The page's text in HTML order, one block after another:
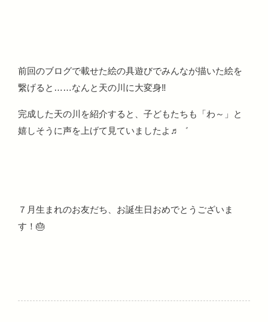
前回のブログで載せた絵の具遊びでみんなが描いた絵を
繋げると……なんと天の川に大変身‼
完成した天の川を紹介すると、子どもたちも「わ～」と
嬉しそうに声を上げて見ていましたよ♬゛
７月生まれのお友だち、お誕生日おめでとうございま
す！🎂